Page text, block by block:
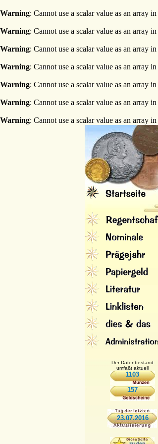
Warning: Cannot use a scalar value as an array in
Warning: Cannot use a scalar value as an array in
Warning: Cannot use a scalar value as an array in
Warning: Cannot use a scalar value as an array in
Warning: Cannot use a scalar value as an array in
Warning: Cannot use a scalar value as an array in
Warning: Cannot use a scalar value as an array in
Der Datenbestand
umfaßt aktuell
1103
157
23.07.2016